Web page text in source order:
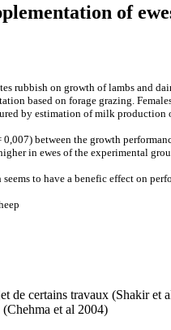
of
rubbish on growth of lambs and
based on forage grazing.
by estimation of milk
between the growth
in ewes of the experimental
to have a benefic effect on
de certains travaux (Shakir
et al 2004)